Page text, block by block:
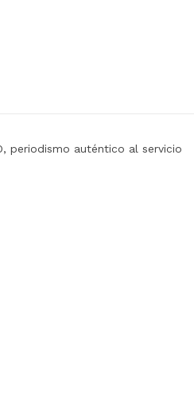
periodismo auténtico al servicio